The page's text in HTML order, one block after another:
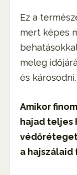
Ez a
mert képes
meleg
és károsodni.
Amikor
hajad teljes
a